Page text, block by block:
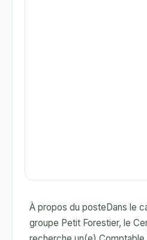
À propos du posteDans le
groupe Petit Forestier, le